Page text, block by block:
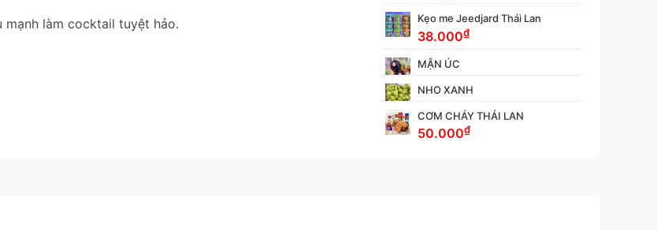
làm cocktail tuyệt hảo.
Kẹo me Jeedjard Thái Lan
38.000₫
MẬN ÚC
NHO XANH
CƠM CHÁY THÁI LAN
50.000₫